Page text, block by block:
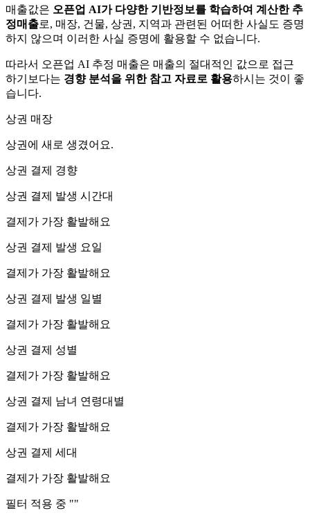
매출값은 오픈업 AI가 다양한 기반정보를 학습하여 계산한 추
정매출로, 매장, 건물, 상권, 지역과 관련된 어떠한 사실도 증명
하지 않으며 이러한 사실 증명에 활용할 수 없습니다.
따라서 오픈업 AI 추정 매출은 매출의 절대적인 값으로 접근
하기보다는 경향 분석을 위한 참고 자료로 활용하시는 것이 좋
습니다.
상권 매장
상권에 새로 생겼어요.
상권 결제 경향
상권 결제 발생 시간대
결제가 가장 활발해요
상권 결제 발생 요일
결제가 가장 활발해요
상권 결제 발생 일별
결제가 가장 활발해요
상권 결제 성별
결제가 가장 활발해요
상권 결제 남녀 연령대별
결제가 가장 활발해요
상권 결제 세대
결제가 가장 활발해요
필터 적용 중 ""